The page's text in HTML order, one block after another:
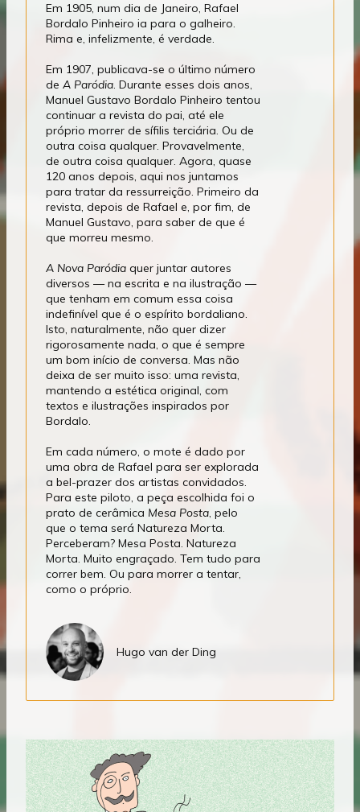
Em 1905, num dia de Janeiro, Rafael
Bordalo Pinheiro ia para o galheiro.
Rima e, infelizmente, é verdade.
Em 1907, publicava-se o último número
de A Paródia. Durante esses dois anos,
Manuel Gustavo Bordalo Pinheiro tentou
continuar a revista do pai, até ele
próprio morrer de sífilis terciária. Ou de
outra coisa qualquer. Provavelmente,
de outra coisa qualquer. Agora, quase
120 anos depois, aqui nos juntamos
para tratar da ressurreição. Primeiro da
revista, depois de Rafael e, por fim, de
Manuel Gustavo, para saber de que é
que morreu mesmo.
A Nova Paródia quer juntar autores
diversos — na escrita e na ilustração —
que tenham em comum essa coisa
indefinível que é o espírito bordaliano.
Isto, naturalmente, não quer dizer
rigorosamente nada, o que é sempre
um bom início de conversa. Mas não
deixa de ser muito isso: uma revista,
mantendo a estética original, com
textos e ilustrações inspirados por
Bordalo.
Em cada número, o mote é dado por
uma obra de Rafael para ser explorada
a bel-prazer dos artistas convidados.
Para este piloto, a peça escolhida foi o
prato de cerâmica Mesa Posta, pelo
que o tema será Natureza Morta.
Perceberam? Mesa Posta. Natureza
Morta. Muito engraçado. Tem tudo para
correr bem. Ou para morrer a tentar,
como o próprio.
Hugo van der Ding